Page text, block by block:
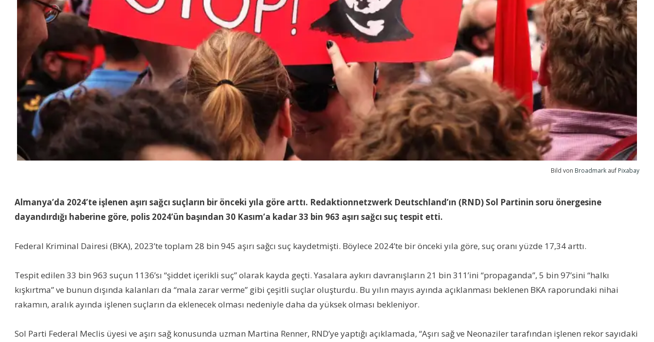
Bild von Broadmark auf Pixabay
Almanya’da 2024’te işlenen aşırı sağcı suçların bir önceki yıla göre arttı. Redaktionnetzwerk Deutschland’ın (RND) Sol Partinin soru önergesine
dayandırdığı haberine göre, polis 2024’ün başından 30 Kasım’a kadar 33 bin 963 aşırı sağcı suç tespit etti.
Federal Kriminal Dairesi (BKA), 2023’te toplam 28 bin 945 aşırı sağcı suç kaydetmişti. Böylece 2024’te bir önceki yıla göre, suç oranı yüzde 17,34 arttı.
Tespit edilen 33 bin 963 suçun 1136’sı “şiddet içerikli suç” olarak kayda geçti. Yasalara aykırı davranışların 21 bin 311’ini “propaganda”, 5 bin 97’sini “halkı
kışkırtma” ve bunun dışında kalanları da “mala zarar verme” gibi çeşitli suçlar oluşturdu. Bu yılın mayıs ayında açıklanması beklenen BKA raporundaki nihai
rakamın, aralık ayında işlenen suçların da eklenecek olması nedeniyle daha da yüksek olması bekleniyor.
Sol Parti Federal Meclis üyesi ve aşırı sağ konusunda uzman Martina Renner, RND’ye yaptığı açıklamada, “Aşırı sağ ve Neonaziler tarafından işlenen rekor sayıdaki